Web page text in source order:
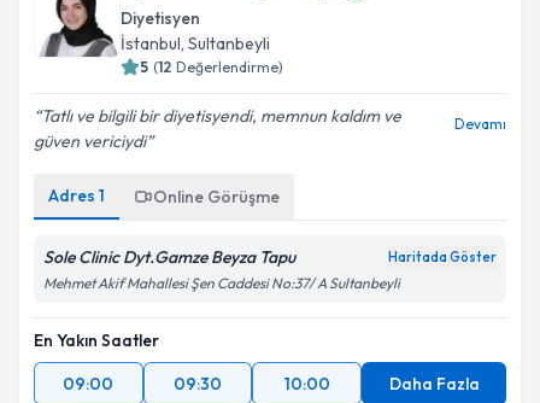
Diyetisyen
İstanbul, Sultanbeyli
5 (12 Değerlendirme)
Tatlı ve bilgili bir diyetisyendi, memnun kaldım ve
güven vericiydi
Devamı
Adres 1 Online Görüşme
Sole Clinic Dyt.Gamze Beyza Tapu Haritada Göster
Mehmet Akif Mahallesi Şen Caddesi No:37/ A Sultanbeyli
En Yakın Saatler
09:00
09:30 10:00 Daha Fazla